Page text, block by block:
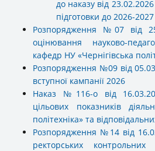
до наказу від
підготовки до 2026-
Розпорядження №07 від
оцінювання науково-
кафедр НУ «Чернігівська
Розпорядження №09 від
вступної кампанії 2026
Наказ №116-о від
цільових показників
політехніка» та
Розпорядження №14 від
ректорських